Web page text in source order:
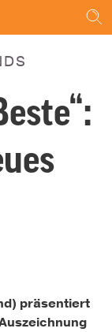
präsentiert